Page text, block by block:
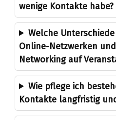
wenige Kontakte habe?
Welche
Online-Netzwerken
Networking auf
Wie pflege ich
Kontakte langfristig